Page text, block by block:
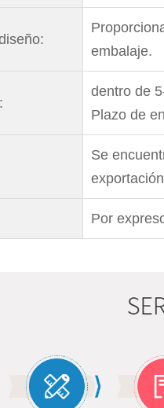
embalaje.
dentro de
Plazo de
Se
Por